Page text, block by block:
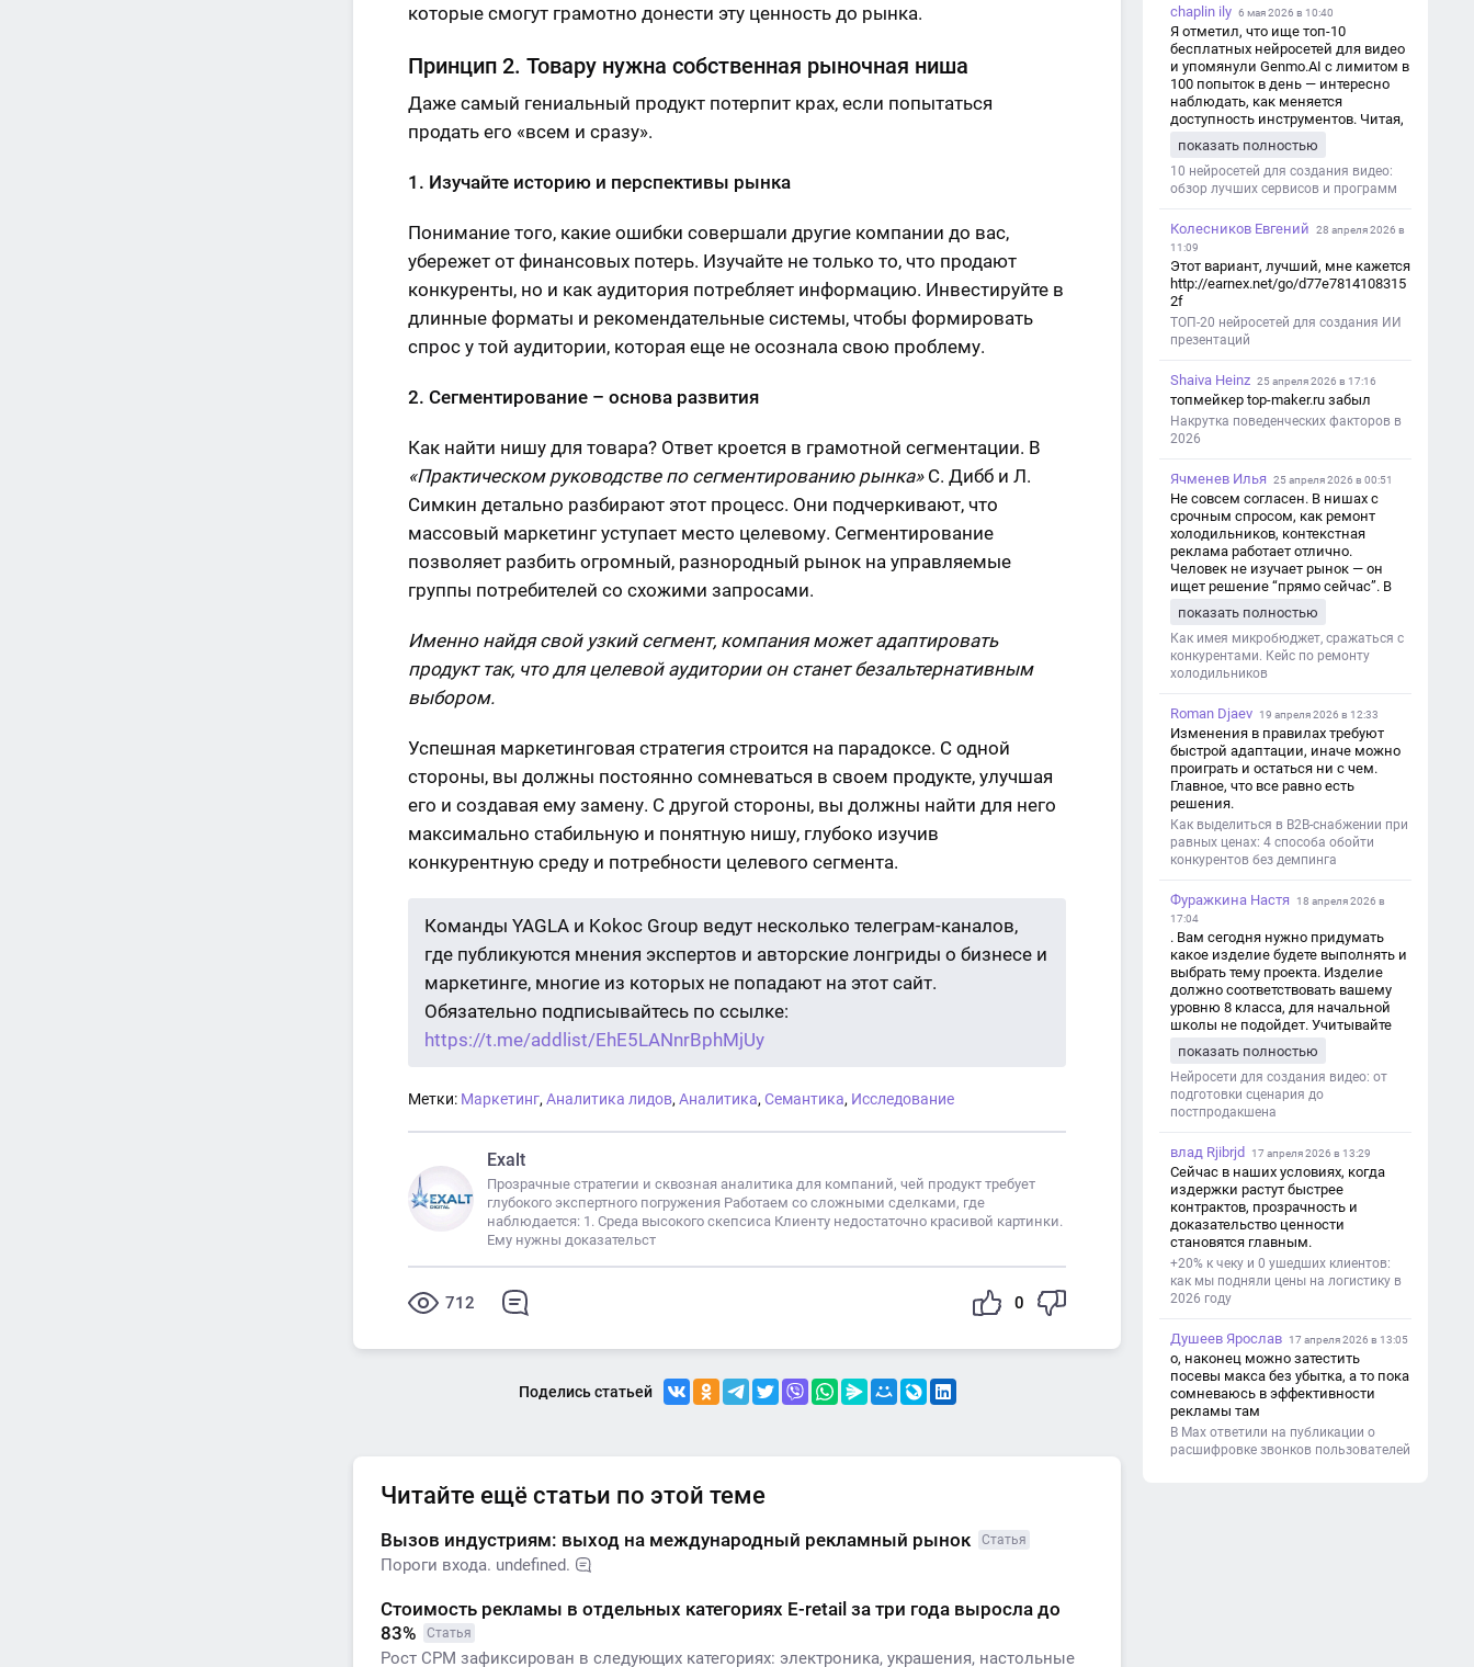
которые смогут грамотно донести эту ценность до рынка.
Принцип 2. Товару нужна собственная рыночная ниша
Даже самый гениальный продукт потерпит крах, если попытаться
продать его «всем и сразу».
1. Изучайте историю и перспективы рынка
Понимание того, какие ошибки совершали другие компании до вас,
убережет от финансовых потерь. Изучайте не только то, что продают
конкуренты, но и как аудитория потребляет информацию. Инвестируйте в
длинные форматы и рекомендательные системы, чтобы формировать
спрос у той аудитории, которая еще не осознала свою проблему.
2. Сегментирование – основа развития
Как найти нишу для товара? Ответ кроется в грамотной сегментации. В
«Практическом руководстве по сегментированию рынка» С. Дибб и Л.
Симкин детально разбирают этот процесс. Они подчеркивают, что
массовый маркетинг уступает место целевому. Сегментирование
позволяет разбить огромный, разнородный рынок на управляемые
группы потребителей со схожими запросами.
Именно найдя свой узкий сегмент, компания может адаптировать
продукт так, что для целевой аудитории он станет безальтернативным
выбором.
Успешная маркетинговая стратегия строится на парадоксе. С одной
стороны, вы должны постоянно сомневаться в своем продукте, улучшая
его и создавая ему замену. С другой стороны, вы должны найти для него
максимально стабильную и понятную нишу, глубоко изучив
конкурентную среду и потребности целевого сегмента.
Команды YAGLA и Kokoc Group ведут несколько телеграм-каналов,
где публикуются мнения экспертов и авторские лонгриды о бизнесе и
маркетинге, многие из которых не попадают на этот сайт.
Обязательно подписывайтесь по ссылке:
https://t.me/addlist/EhE5LANnrBphMjUy
Метки: Маркетинг, Аналитика лидов, Аналитика, Семантика, Исследование
Exalt
Прозрачные стратегии и сквозная аналитика для компаний, чей продукт требует
глубокого экспертного погружения Работаем со сложными сделками, где
наблюдается: 1. Среда высокого скепсиса Клиенту недостаточно красивой картинки.
Ему нужны доказательст
712 0
Поделись статьей
Читайте ещё статьи по этой теме
Вызов индустриям: выход на международный рекламный рынок Статья
Пороги входа. undefined.
Стоимость рекламы в отдельных категориях E-retail за три года выросла до
83%
Статья
Рост СРМ зафиксирован в следующих категориях: электроника, украшения, настольные
chaplin ily 6 мая 2026 в 10:40
Я отметил, что ище топ-10
бесплатных нейросетей для видео
и упомянули Genmo.AI с лимитом в
100 попыток в день — интересно
наблюдать, как меняется
доступность инструментов. Читая,
с короткими клипами в телеграм-
каналах YAGLA и Kokoc Group. Flux 2
показать полностью
10 нейросетей для создания видео:
обзор лучших сервисов и программ
Колесников Евгений
28 апреля 2026 в
11:09
Этот вариант, лучший, мне кажется
http://earnex.net/go/d77e7814108315
2f
ТОП-20 нейросетей для создания ИИ
презентаций
Shaiva Heinz 25 апреля 2026 в 17:16
топмейкер top-maker.ru забыл
Накрутка поведенческих факторов в
2026
Ячменев Илья 25 апреля 2026 в 00:51
Не совсем согласен. В нишах с
срочным спросом, как ремонт
холодильников, контекстная
реклама работает отлично.
Человек не изучает рынок — он
ищет решение “прямо сейчас”. В
и ловит самый горячий трафик,
тогда как SEO в таких задачах
просто не успевает.
показать полностью
Как имея микробюджет, сражаться с
конкурентами. Кейс по ремонту
холодильников
Roman Djaev 19 апреля 2026 в 12:33
Изменения в правилах требуют
быстрой адаптации, иначе можно
проиграть и остаться ни с чем.
Главное, что все равно есть
решения.
Как выделиться в B2B-снабжении при
равных ценах: 4 способа обойти
конкурентов без демпинга
Фуражкина Настя
18 апреля 2026 в
17:04
. Вам сегодня нужно придумать
какое изделие будете выполнять и
выбрать тему проекта. Изделие
должно соответствовать вашему
уровню 8 класса, для начальной
школы не подойдет. Учитывайте
уровня работы. Структура проекта 1.
Титульный лист - Название школы.
- Тип работы: «Проектная работа». -
Тема проекта. - Кто выполнил:
должность учителя. - Город, год. 2.
Введение - Актуальность темы
(почему это важно). - Цель и
задачи проекта. - Объект и предмет
исследования. - Методы работы. 3.
Основная часть - Теоретическая
основные понятия. - Практическая
глава: что сделано (исследование,
опрос, создание изделия и т. д.). -
Заключение - Краткие выводы по
проекту. - Достигнута ли цель. -
Практическая значимость работы.
5. Список литературы Перечень
использованных книг, статей,
сайтов. 6. Приложения (по
необходимости) Таблицы,
показать полностью
Нейросети для создания видео: от
подготовки сценария до
постпродакшена
влад Rjibrjd 17 апреля 2026 в 13:29
Сейчас в наших условиях, когда
издержки растут быстрее
контрактов, прозрачность и
доказательство ценности
становятся главным.
+20% к чеку и 0 ушедших клиентов:
как мы подняли цены на логистику в
2026 году
Душеев Ярослав 17 апреля 2026 в 13:05
о, наконец можно затестить
посевы макса без убытка, а то пока
сомневаюсь в эффективности
рекламы там
В Max ответили на публикации о
расшифровке звонков пользователей